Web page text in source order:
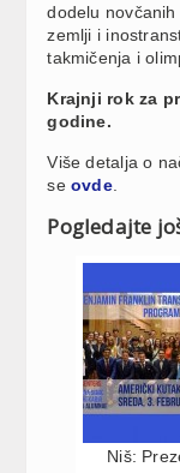
dodelu
zemlji i
takmičenja i
Krajnji rok za
godine.
Više detalja o
seovde.
Pogledajte
Niš: